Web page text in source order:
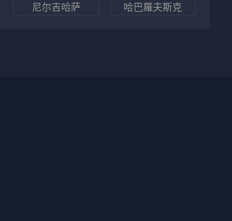
尼尔吉哈萨 哈巴羅夫斯克